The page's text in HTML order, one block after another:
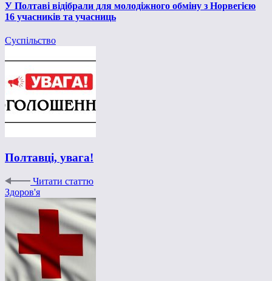
У Полтаві відібрали для молодіжного обміну з Норвегією
16 учасників та учасниць
Суспільство
Полтавці, увага!
Читати статтю
Здоров'я